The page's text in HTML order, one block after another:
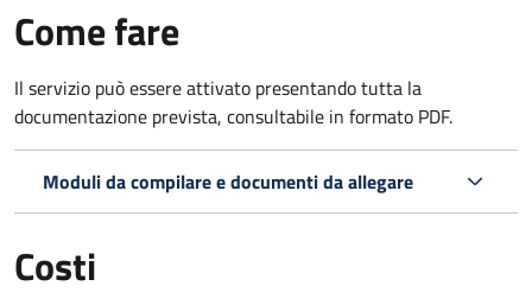
Come fare
Il servizio può essere attivato presentando tutta la
documentazione prevista, consultabile in formato PDF.
Moduli da compilare e documenti da allegare
Costi